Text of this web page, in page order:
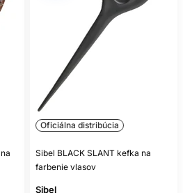
Oficiálna distribúcia
Sibel BLACK SLANT kefka na
farbenie vlasov
Sibel